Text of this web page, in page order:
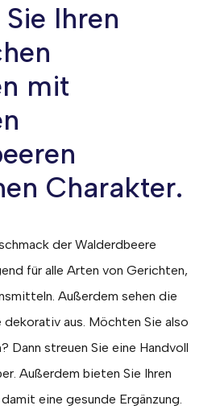
Ihren
mit
Charakter.
der Walderdbeere
für alle Arten von Gerichten,
Außerdem sehen die
aus. Möchten Sie also
Dann streuen Sie eine Handvoll
Außerdem bieten Sie Ihren
eine gesunde Ergänzung.